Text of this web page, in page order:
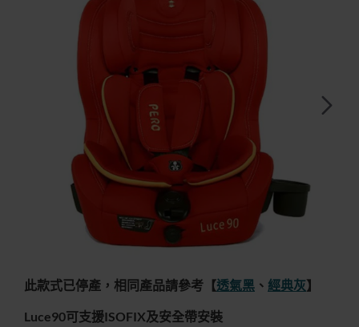
特價優惠
快速出貨
無庫存
此款式已停產，相同產品請參考【透氣黑 、 經典灰】
Luce90可支援ISOFIX及安全帶安裝